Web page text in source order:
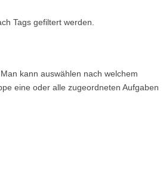
Tags gefiltert werden.
kann auswählen nach welchem
eine oder alle zugeordneten Aufgaben